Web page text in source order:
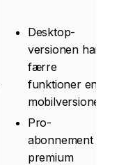
Desktop-
versionen har
færre
funktioner end
mobilversionen
Pro-
abonnement til
premium